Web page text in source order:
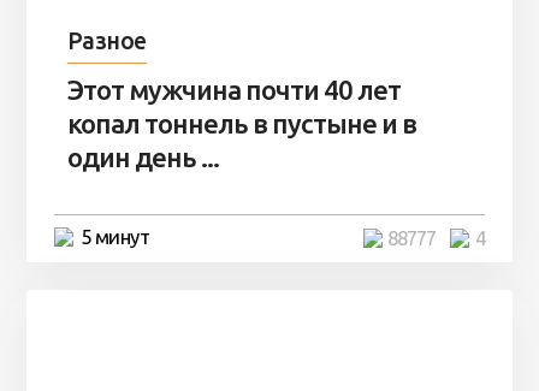
Разное
Этот мужчина почти 40 лет
копал тоннель в пустыне и в
один день ...
5 минут 4
88777